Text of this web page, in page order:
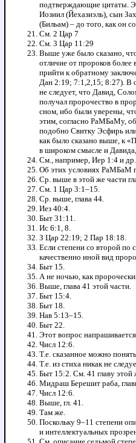
подтверждающие цитаты.
Иозиил (Йехазиэль), сын
(Бильам) – до того, как он
См. 2 Цар 7
См. 3 Цар 11:29
Выше уже было сказано,
отличие от пророков
прийти к обратному
Дан 2:19; 7:1,2,15; 8:27). В
не следует, что Давид,
получал пророчество в
сном, ибо были уверены,
этим, согласно РаМБаМу,
подобно Свитку Эсфирь
как было сказано выше, к
в широком смысле и
См., например, Иер 1:4 и др.
Об этих условиях РаМБаМ
Ср. выше в этой же части
См. 1 Цар 3:1–15.
Ср. выше, глава 44.
Иез 40:4.
Быт 31:11.
Ис 6:1, 8.
З Цар 22:19; 2 Пар 18:18.
Если степени со второй по
качественно иной вид
Быт 15.
А не ночью, как
Выше, глава 41 этой части.
Быт 15:4.
Быт 18.
Нав 5:13–15.
Быт 22.
Этот вопрос
Числ 12:6.
Т.е. сказанное можно
Т.е. из стиха никак не
Быт 15:2. См. 41 главу этой
Мидраш Берешит раба,
Числ 12:6.
Выше, гл. 41.
Там же.
Поскольку 9–11 степени
и интеллектуальных